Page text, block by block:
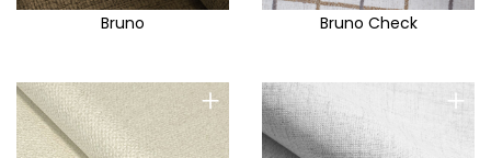
Bruno Bruno Check
+ +